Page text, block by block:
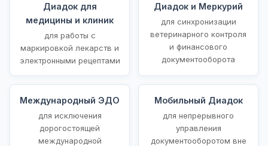
Диадок для
медицины и клиник
для работы с
маркировкой лекарств и
электронными рецептами
Диадок и Меркурий
для синхронизации
ветеринарного контроля
и финансового
документооборота
Международный ЭДО
для исключения
дорогостоящей
международной
Мобильный Диадок
для непрерывного
управления
документооборотом вне